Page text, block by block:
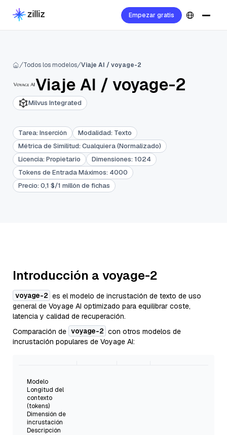
Empezar gratis
Todos los modelos Viaje AI / voyage-2
Viaje AI / voyage-2
Milvus Integrated
Tarea: Inserción Modalidad: Texto
Métrica de Similitud: Cualquiera (Normalizado)
Licencia: Propietario Dimensiones: 1024
Tokens de Entrada Máximos: 4000
Precio: 0,1 $/1 millón de fichas
Introducción a voyage-2
voyage-2 es el modelo de incrustación de texto de uso
general de Voyage AI optimizado para equilibrar coste,
latencia y calidad de recuperación.
Comparación de voyage-2 con otros modelos de
incrustación populares de Voyage AI:
Modelo
Longitud del
contexto
(tokens)
Dimensión de
incrustación
Descripción